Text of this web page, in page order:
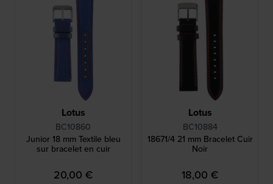
Lotus
BC10860
Junior 18 mm Textile bleu
sur bracelet en cuir
20,00 €
Lotus
BC10884
18671/4 21 mm Bracelet Cuir
Noir
18,00 €